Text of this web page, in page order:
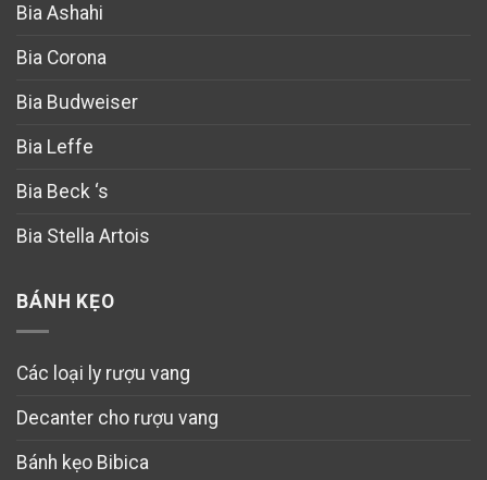
Bia Ashahi
Bia Corona
Bia Budweiser
Bia Leffe
Bia Beck ‘s
Bia Stella Artois
BÁNH KẸO
Các loại ly rượu vang
Decanter cho rượu vang
Bánh kẹo Bibica